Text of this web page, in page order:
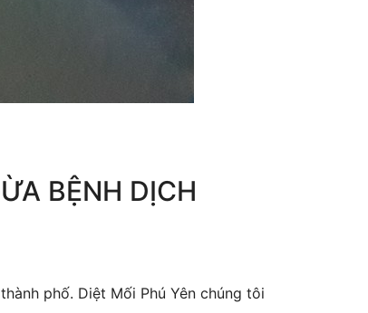
BỆNH DỊCH
phố. Diệt Mối Phú Yên chúng tôi